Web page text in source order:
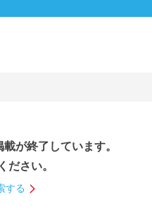
が終了しています。
ださい。
する